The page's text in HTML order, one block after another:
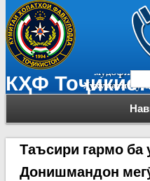
КҲФ
Таъсири гармо ба
Донишмандон